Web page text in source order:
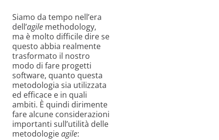
Siamo da tempo nell’era
dell’agile methodology,
ma è molto difficile dire se
questo abbia realmente
trasformato il nostro
modo di fare progetti
software, quanto questa
metodologia sia utilizzata
ed efficace e in quali
ambiti. È quindi dirimente
fare alcune considerazioni
importanti sull’utilità delle
metodologieagile: